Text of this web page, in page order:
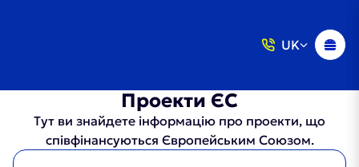
UK
Проекти ЄС
Тут ви знайдете інформацію про проекти, що
співфінансуються Європейським Союзом.